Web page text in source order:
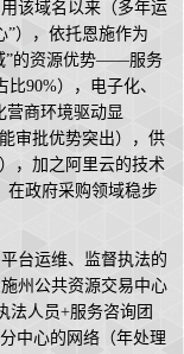
该域名以来（多年运
”），依托恩施作为
”的资源优势——服务
90%），电子化、
营商环境驱动显
审批优势突出），供
，加之阿里云的技术
在政府采购领域稳步
台运维、监督执法的
州公共资源交易中心
法人员+服务咨询团
中心的网络（年处理